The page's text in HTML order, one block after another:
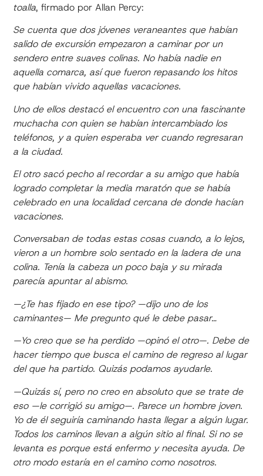
toalla, firmado por Allan Percy:
Se cuenta que dos jóvenes veraneantes que habían
salido de excursión empezaron a caminar por un
sendero entre suaves colinas. No había nadie en
aquella comarca, así que fueron repasando los hitos
que habían vivido aquellas vacaciones.
Uno de ellos destacó el encuentro con una fascinante
muchacha con quien se habían intercambiado los
teléfonos, y a quien esperaba ver cuando regresaran
a la ciudad.
El otro sacó pecho al recordar a su amigo que había
logrado completar la media maratón que se había
celebrado en una localidad cercana de donde hacían
vacaciones.
Conversaban de todas estas cosas cuando, a lo lejos,
vieron a un hombre solo sentado en la ladera de una
colina. Tenía la cabeza un poco baja y su mirada
parecía apuntar al abismo.
—¿Te has fijado en ese tipo? —dijo uno de los
caminantes— Me pregunto qué le debe pasar…
—Yo creo que se ha perdido —opinó el otro—. Debe de
hacer tiempo que busca el camino de regreso al lugar
del que ha partido. Quizás podamos ayudarle.
—Quizás sí, pero no creo en absoluto que se trate de
eso —le corrigió su amigo—. Parece un hombre joven.
Yo de él seguiría caminando hasta llegar a algún lugar.
Todos los caminos llevan a algún sitio al final. Si no se
levanta es porque está enfermo y necesita ayuda. De
otro modo estaría en el camino como nosotros.